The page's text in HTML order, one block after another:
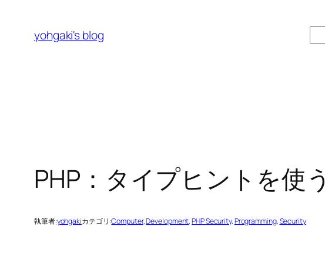
yohgaki's blog
索
PHP：タイプヒントを使
執筆者:yohgakiカテゴリ:Computer, Development, PHP Security, Programming, Security